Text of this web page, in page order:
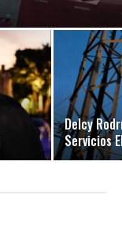
Delcy
Servicios